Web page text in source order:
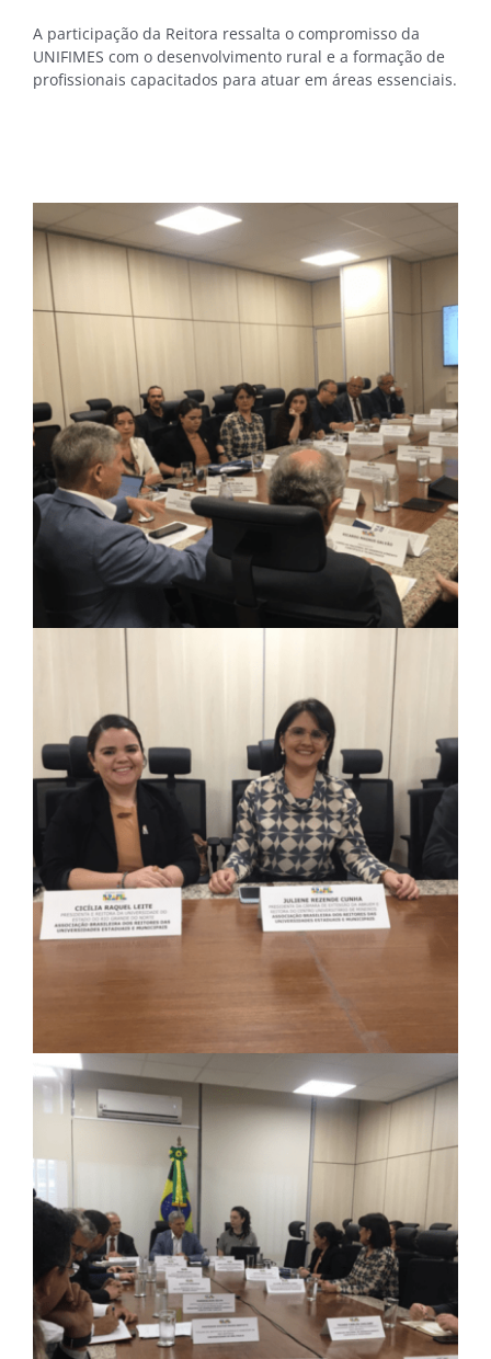
A participação da Reitora ressalta o compromisso da
UNIFIMES com o desenvolvimento rural e a formação de
profissionais capacitados para atuar em áreas essenciais.